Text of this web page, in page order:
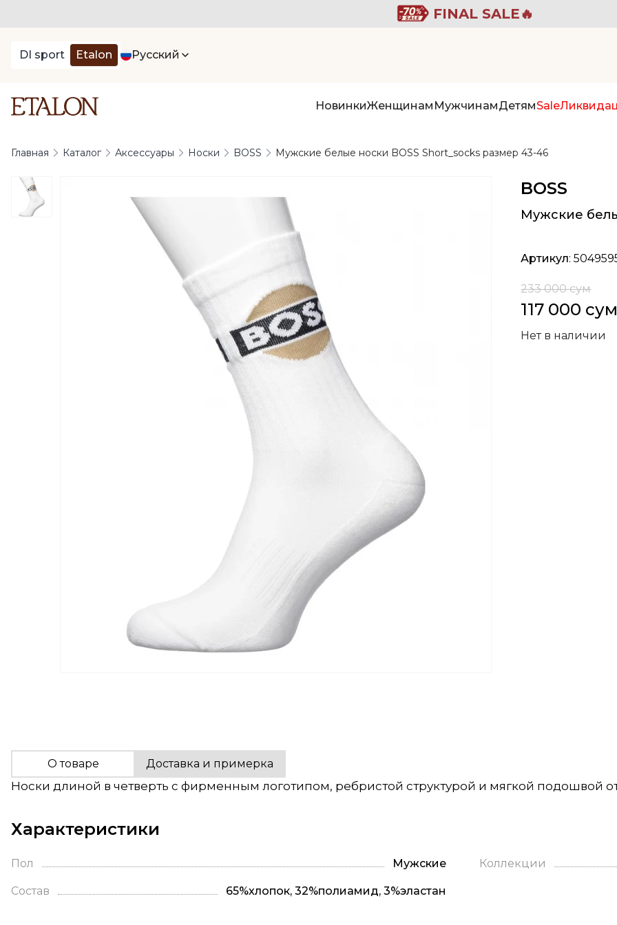
FINAL SALE🔥
DI sport Etalon Русский
НовинкиЖенщинам МужчинамДетямSale
Главная Каталог Аксессуары Носки BOSS Мужские белые носки BOSS Short_socks размер 43-46
BOSS
Мужские
Артикул:
233 000 сум
117 000 сум
Нет в наличии
О товаре Доставка и примерка
Носки длиной в четверть с фирменным логотипом, ребристой структурой и мягкой подошвой от
Характеристики
Пол Мужские Коллекции
Состав 65%хлопок, 32%полиамид, 3%эластан